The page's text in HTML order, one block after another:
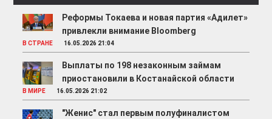
Реформы Токаева и новая партия «Адилет»
привлекли внимание Bloomberg
В СТРАНЕ 16.05.2026 21:04
Выплаты по 198 незаконным займам
приостановили в Костанайской области
В МИРЕ 16.05.2026 21:02
"Женис" стал первым полуфиналистом